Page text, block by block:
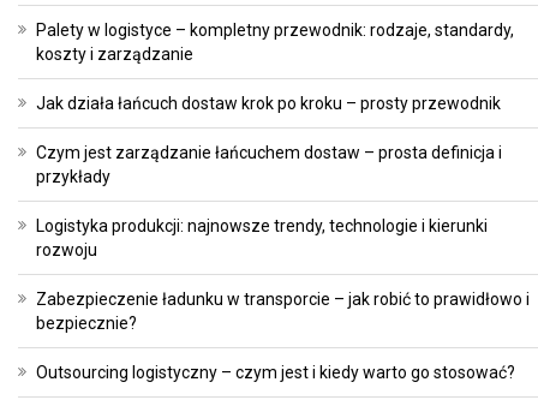
Palety w logistyce – kompletny przewodnik: rodzaje, standardy,
koszty i zarządzanie
Jak działa łańcuch dostaw krok po kroku – prosty przewodnik
Czym jest zarządzanie łańcuchem dostaw – prosta definicja i
przykłady
Logistyka produkcji: najnowsze trendy, technologie i kierunki
rozwoju
Zabezpieczenie ładunku w transporcie – jak robić to prawidłowo i
bezpiecznie?
Outsourcing logistyczny – czym jest i kiedy warto go stosować?